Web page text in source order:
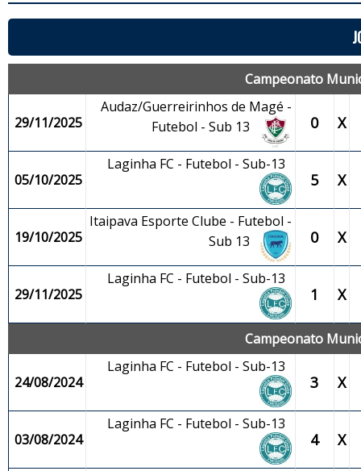
Campeonato
29/11/2025
Audaz/Guerreirinhos de Magé -
Futebol - Sub 13
0 X
05/10/2025
Laginha FC - Futebol - Sub-13
5 X
19/10/2025
Itaipava Esporte Clube - Futebol -
Sub 13
0 X
29/11/2025
Laginha FC - Futebol - Sub-13
1 X
Campeonato
24/08/2024
Laginha FC - Futebol - Sub-13
3 X
03/08/2024
Laginha FC - Futebol - Sub-13
4 X